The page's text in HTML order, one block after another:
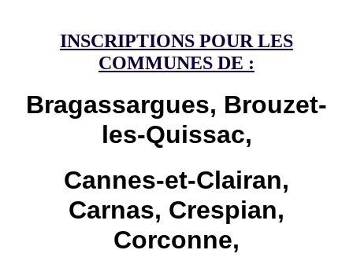
INSCRIPTIONS POUR LES
COMMUNES DE :
Bragassargues, Brouzet-
les-Quissac,
Cannes-et-Clairan,
Carnas, Crespian,
Corconne,